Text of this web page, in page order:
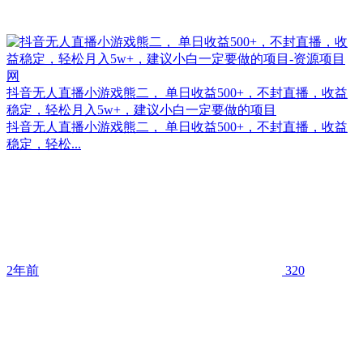
抖音无人直播小游戏熊二， 单日收益500+，不封直播，收益
稳定，轻松月入5w+，建议小白一定要做的项目
抖音无人直播小游戏熊二， 单日收益500+，不封直播，收益
稳定，轻松...
2年前 320